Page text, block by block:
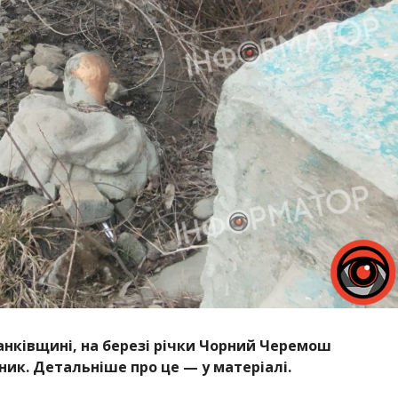
на березі річки Чорний Черемош
Детальніше про це — у матеріалі.